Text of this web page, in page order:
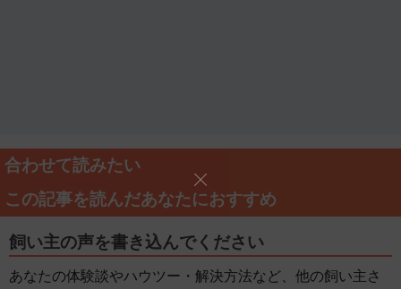
合わせて読みたい
この記事を読んだあなたにおすすめ
飼い主の声を書き込んでください
あなたの体験談やハウツー・解決方法など、他の飼い主さ